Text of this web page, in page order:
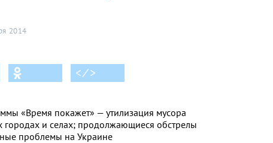
2014
< ⁄ >
«Время покажет» — утилизация мусора
городах и селах; продолжающиеся обстрелы
проблемы на Украине